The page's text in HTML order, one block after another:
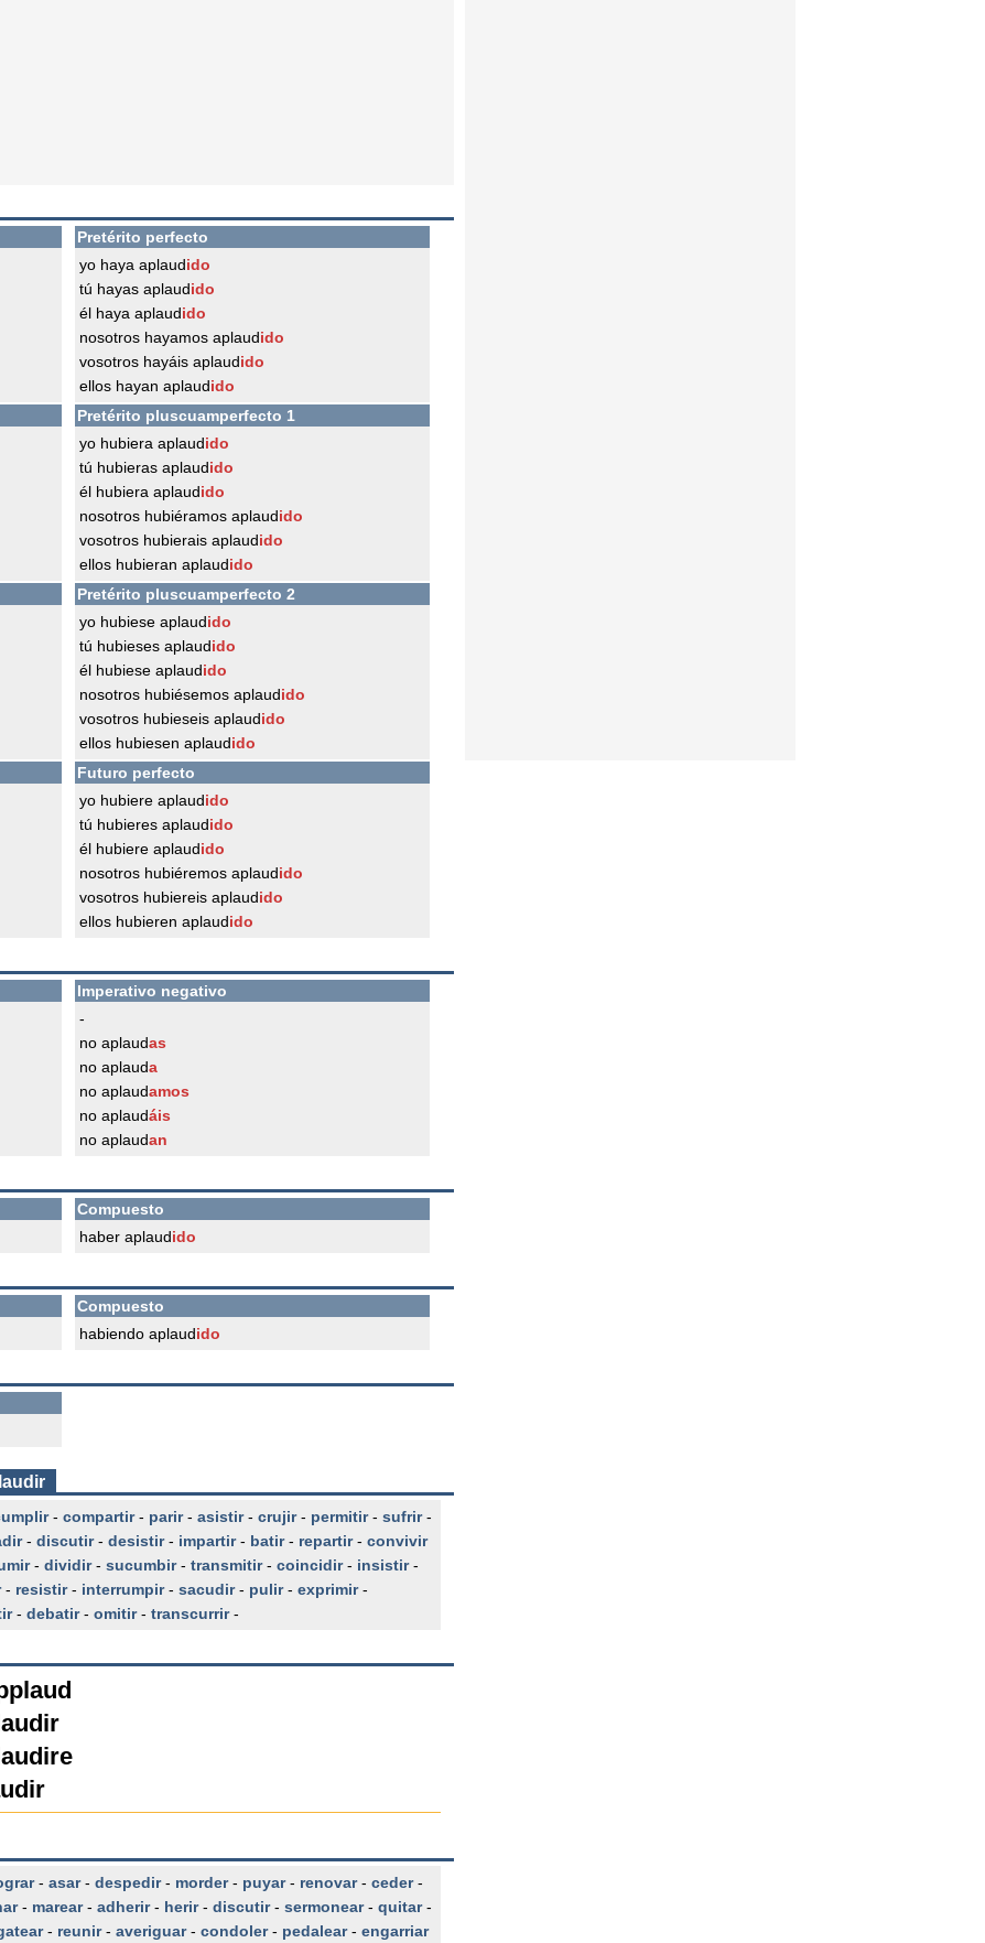
Pretérito perfecto
yo haya aplaudido
tú hayas aplaudido
él haya aplaudido
nosotros hayamos aplaudido
vosotros hayáis aplaudido
ellos hayan aplaudido
Pretérito pluscuamperfecto 1
yo hubiera aplaudido
tú hubieras aplaudido
él hubiera aplaudido
nosotros hubiéramos aplaudido
vosotros hubierais aplaudido
ellos hubieran aplaudido
Pretérito pluscuamperfecto 2
yo hubiese aplaudido
tú hubieses aplaudido
él hubiese aplaudido
nosotros hubiésemos aplaudido
vosotros hubieseis aplaudido
ellos hubiesen aplaudido
Futuro perfecto
yo hubiere aplaudido
tú hubieres aplaudido
él hubiere aplaudido
nosotros hubiéremos aplaudido
vosotros hubiereis aplaudido
ellos hubieren aplaudido
Imperativo negativo
-
no aplaudas
no aplauda
no aplaudamos
no aplaudáis
no aplaudan
Compuesto
haber aplaudido
Compuesto
habiendo aplaudido
- compartir- parir- asistir- crujir- permitir- sufrir-
- discutir- desistir- impartir- batir- repartir- convivir
- dividir- sucumbir- transmitir- coincidir- insistir-
- resistir- interrumpir- sacudir- pulir- exprimir-
- debatir- omitir- transcurrir-
- asar- despedir- morder- puyar- renovar- ceder-
- marear- adherir- herir- discutir- sermonear- quitar-
- reunir- averiguar- condoler- pedalear- engarriar